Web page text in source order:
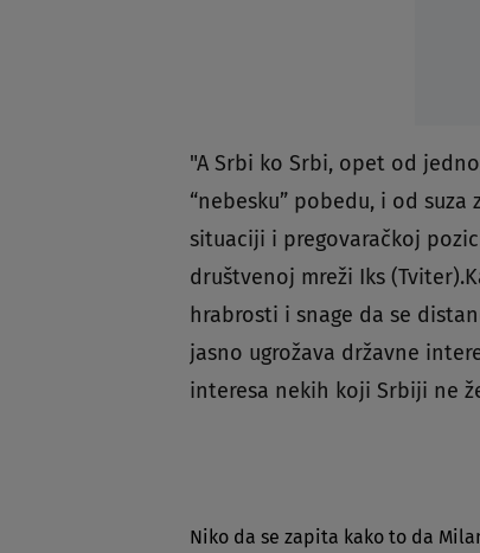
"A Srbi ko Srbi, opet od
“nebesku” pobedu, i od
situaciji i pregovaračkoj
društvenoj mreži Iks
hrabrosti i snage da se
jasno ugrožava državne
interesa nekih koji Srbiji ne
Niko da se zapita kako to da